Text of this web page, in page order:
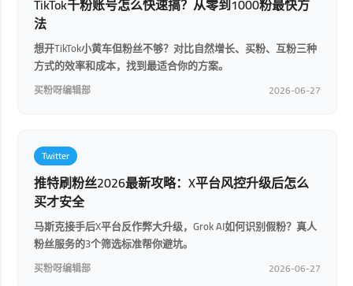
TikTok千粉账号怎么快速搞？从零到1000粉最快方
法
想开TikTok小黄车但粉丝不够？对比自然增长、买粉、互粉三种
方式的效率和成本，找到最适合你的方案。
买粉呀编辑部 2026-06-27
Twitter
推特刷粉丝2026最新攻略：X平台风控升级后怎么
买才安全
马斯克接手后X平台反作弊大升级，Grok AI如何识别假粉？真人
粉丝服务的3个筛选标准帮你避坑。
买粉呀编辑部 2026-06-27